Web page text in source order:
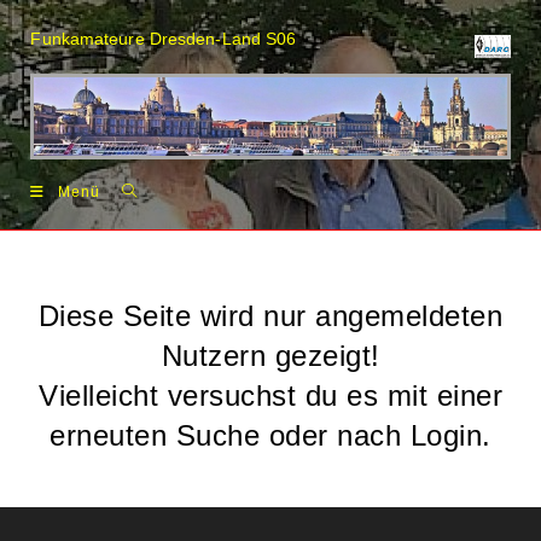
Zum
Inhalt
springen
Funkamateure Dresden-Land S06
Menü
Diese Seite wird nur angemeldeten
Nutzern gezeigt!
Vielleicht versuchst du es mit einer
erneuten Suche oder nach Login.